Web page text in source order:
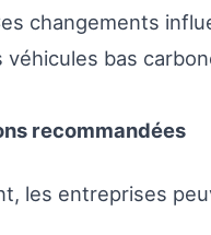
changements
bas
recommandées
les entreprises